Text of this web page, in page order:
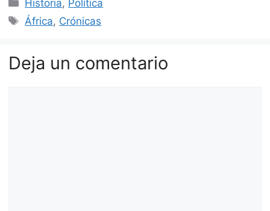
Historia, Política
Etiquetas
África, Crónicas
Deja un comentario